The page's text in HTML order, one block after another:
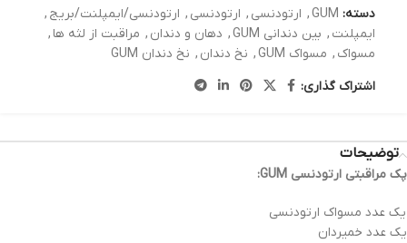
دسته: GUM
, ارتودنسی , ارتودنسی , ارتودنسی/ایمپلنت/بریج ,
ایمپلنت , بین دندانی GUM , دهان و دندان , مراقبت از لثه ها ,
مسواک , مسواک GUM , نخ دندان , نخ دندان GUM
اشتراک گذاری:
توضیحات
پک مراقبتی ارتودنسی GUM:
یک عدد مسواک ارتودنسی
یک عدد خمیردان